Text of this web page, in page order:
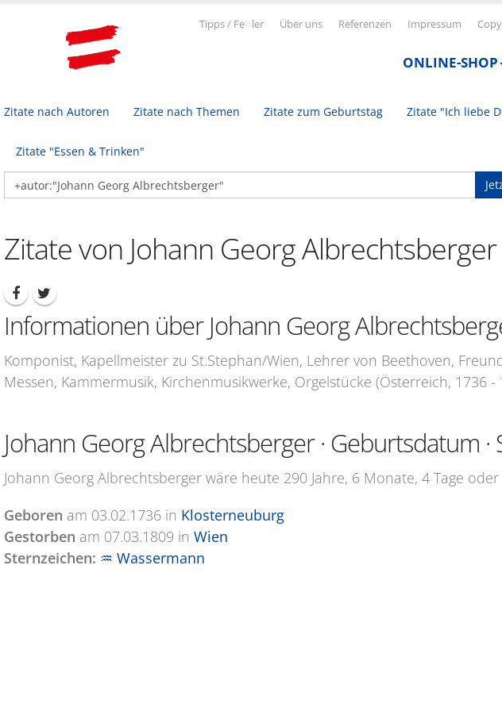
Tipps / Fe ler Über uns Referenzen Impressum
ONLINE-SHOP
Zitate nach Autoren Zitate nach Themen Zitate zum Geburtstag Zitate "Ich liebe
Zitate "Essen & Trinken"
Zitate von Johann Georg Albrechtsberger
Informationen über Johann Georg
Komponist, Kapellmeister zu St.Stephan/Wien, Lehrer von Beethoven,
Messen, Kammermusik, Kirchenmusikwerke, Orgelstücke (Österreich, 1736 -
Johann Georg Albrechtsberger · Geburtsdatum
Johann Georg Albrechtsberger wäre heute 290 Jahre, 6 Monate, 4 Tage oder
Geboren am 03.02.1736in Klosterneuburg
Gestorben am 07.03.1809 in Wien
Sternzeichen: ♒ Wassermann